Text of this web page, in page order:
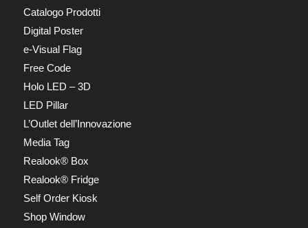
Catalogo Prodotti
Digital Poster
e-Visual Flag
Free Code
Holo LED – 3D
LED Pillar
L’Outlet dell’Innovazione
Media Tag
Realook® Box
Realook® Fridge
Self Order Kiosk
Shop Window